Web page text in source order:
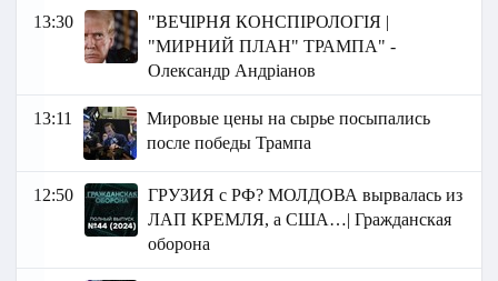
13:30
"ВЕЧІРНЯ КОНСПІРОЛОГІЯ |
"МИРНИЙ ПЛАН" ТРАМПА" -
Олександр Андріанов
13:11
Мировые цены на сырье посыпались
после победы Трампа
12:50
ГРУЗИЯ с РФ? МОЛДОВА вырвалась из
ЛАП КРЕМЛЯ, а США…| Гражданская
оборона